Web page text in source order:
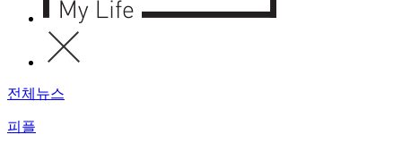
전체뉴스
피플